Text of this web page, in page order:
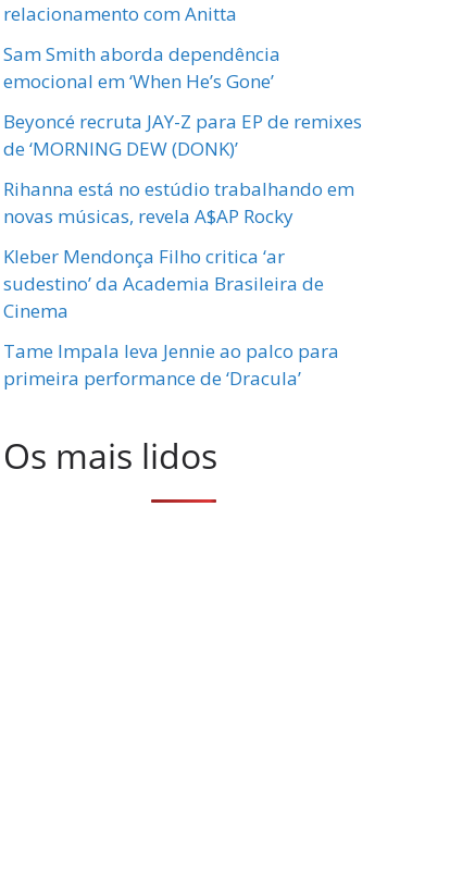
relacionamento com Anitta
Sam Smith aborda dependência
emocional em ‘When He’s Gone’
Beyoncé recruta JAY-Z para EP de remixes
de ‘MORNING DEW (DONK)’
Rihanna está no estúdio trabalhando em
novas músicas, revela A$AP Rocky
Kleber Mendonça Filho critica ‘ar
sudestino’ da Academia Brasileira de
Cinema
Tame Impala leva Jennie ao palco para
primeira performance de ‘Dracula’
Os mais lidos